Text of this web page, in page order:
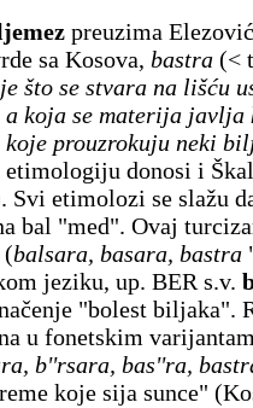
preuzima
sa Kosova, bastra (<
što se stvara na lišću
koja se materija javlja
prouzrokuju neki
etimologiju donosi i
Svi etimolozi se slažu
bal "med". Ovaj
(balsara, basara, bastra
jeziku, up. BER s.v.
"bolest biljaka".
u fonetskim
b''rsara, bas''ra,
koje sija sunce"